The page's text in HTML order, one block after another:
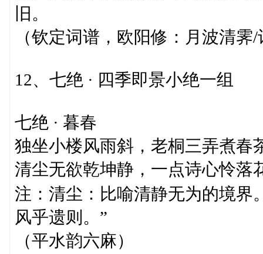
旧。
（钦定词谱，欧阳修：月波清
12、七绝 · 四季即景小绝一组
七绝 · 暮春
独坐小楼风雨斜，老桐三弄煮春
清尘无欲乾坤静，一点诗心怜落
注：清尘：比喻清静无为的境界
风乎遗则。”
（平水韵六麻）